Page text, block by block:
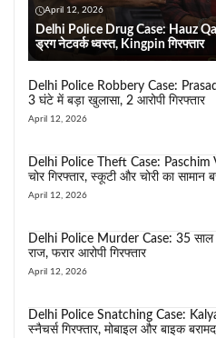
April 12, 2026
Delhi Police Drug Case: Hauz
ड्रग नेटवर्क ध्वस्त, Kingpin गिरफ्तार
Delhi Police Robbery Case:
3 घंटे में बड़ा खुलासा, 2 आरोपी गिरफ्तार
April 12, 2026
Delhi Police Theft Case: Paschim
चोर गिरफ्तार, स्कूटी और चोरी का सामान
April 12, 2026
Delhi Police Murder Case: 35 साल
राज, फरार आरोपी गिरफ्तार
April 12, 2026
Delhi Police Snatching Case:
स्नैचर्स गिरफ्तार, मोबाइल और बाइक बरामद